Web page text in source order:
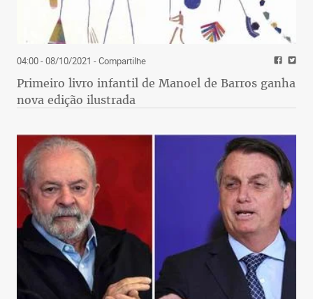
04:00 - 08/10/2021 - Compartilhe
Primeiro livro infantil de Manoel de Barros ganha
nova edição ilustrada